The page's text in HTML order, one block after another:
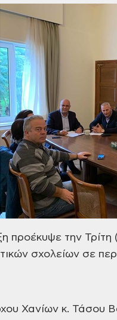
προέκυψε την Τρίτη
σχολείων σε
Χανίων κ. Τάσου